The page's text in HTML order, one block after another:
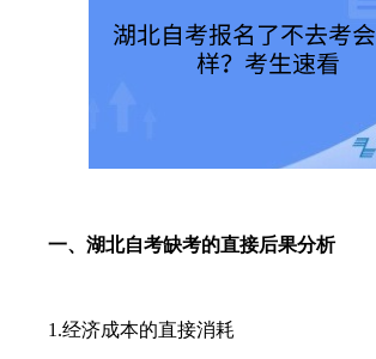
一、湖北自考缺考的直接后果分析
1.经济成本的直接消耗